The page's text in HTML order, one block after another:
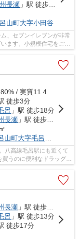
長瀬 」駅 徒歩23分
山町大字小田谷
、セブンイレブンが非常
ます。小規模住宅をご検
徒歩3分
呂 」駅 徒歩18分
長瀬 」駅 徒歩24分
山町大字毛呂本郷
八高線毛呂駅にも近くて
うのに便利なドラッグセ
長瀬 」駅 徒歩8分
呂 」駅 徒歩13分
徒歩17分